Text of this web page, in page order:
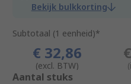
Bekijk bulkkorting
Subtotaal (1 eenheid)*
€ 32,86
(excl. BTW)
Add
Aantal stuks